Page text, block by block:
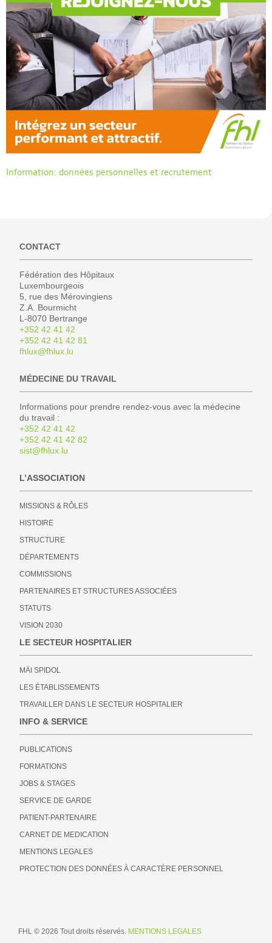
Information: données personnelles et recrutement
CONTACT
Fédération des Hôpitaux
Luxembourgeois
5, rue des Mérovingiens
Z.A. Bourmicht
L-8070 Bertrange
+352 42 41 42
+352 42 41 42 81
fhlux@fhlux.lu
MÉDECINE DU TRAVAIL
Informations pour prendre rendez-vous avec la médecine
du travail :
+352 42 41 42
+352 42 41 42 82
sist@fhlux.lu
L’ASSOCIATION
MISSIONS & RÔLES
HISTOIRE
STRUCTURE
DÉPARTEMENTS
COMMISSIONS
PARTENAIRES ET STRUCTURES ASSOCIÉES
STATUTS
VISION 2030
LE SECTEUR HOSPITALIER
MÄI SPIDOL
LES ÉTABLISSEMENTS
TRAVAILLER DANS LE SECTEUR HOSPITALIER
INFO & SERVICE
PUBLICATIONS
FORMATIONS
JOBS & STAGES
SERVICE DE GARDE
PATIENT-PARTENAIRE
CARNET DE MEDICATION
MENTIONS LEGALES
PROTECTION DES DONNÉES À CARACTÈRE PERSONNEL
FHL © 2026 Tout droits réservés. MENTIONS LEGALES